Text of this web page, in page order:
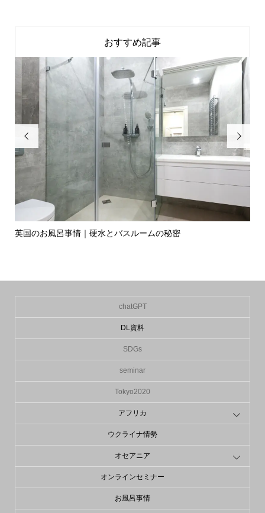
おすすめ記事

英国のお風呂事情｜硬水とバスルームの秘密

chatGPT
DL資料
SDGs
seminar
Tokyo2020
アフリカ
ウクライナ情勢
オセアニア
オンラインセミナー
お風呂事情